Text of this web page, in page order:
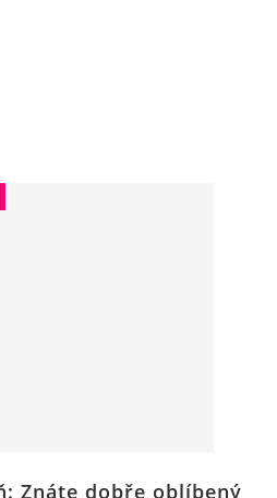
Znáte dobře oblíbený